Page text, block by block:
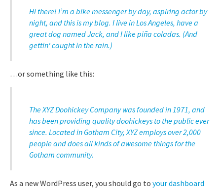
Hi there! I’m a bike messenger by day, aspiring actor by
night, and this is my blog. I live in Los Angeles, have a
great dog named Jack, and I like piña coladas. (And
gettin‘ caught in the rain.)
…or something like this:
The XYZ Doohickey Company was founded in 1971, and
has been providing quality doohickeys to the public ever
since. Located in Gotham City, XYZ employs over 2,000
people and does all kinds of awesome things for the
Gotham community.
As a new WordPress user, you should go to your dashboard